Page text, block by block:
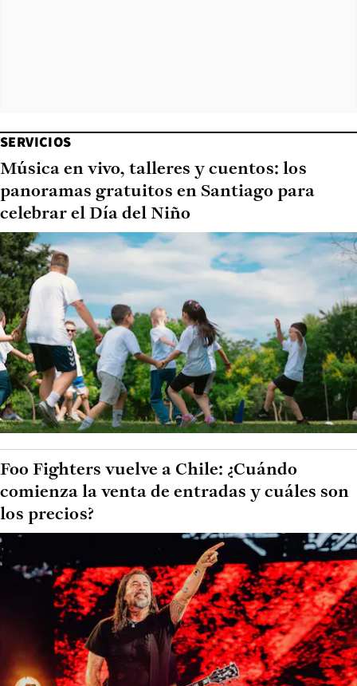
SERVICIOS
Música en vivo, talleres y cuentos: los
panoramas gratuitos en Santiago para
celebrar el Día del Niño
Foo Fighters vuelve a Chile: ¿Cuándo
comienza la venta de entradas y cuáles son
los precios?